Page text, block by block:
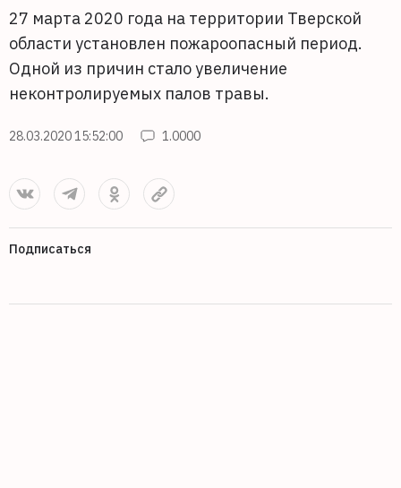
27 марта 2020 года на территории Тверской
области установлен пожароопасный период.
Одной из причин стало увеличение
неконтролируемых палов травы.
28.03.2020 15:52:00 1.0000
Подписаться